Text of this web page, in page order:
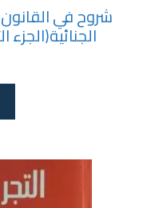
شروح في